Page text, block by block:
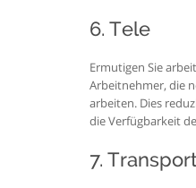
6. Tele
Ermutigen Sie
Arbeitnehmer, die
arbeiten. Dies
die Verfügbarkeit
7.